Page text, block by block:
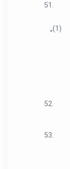
51.
„(1)
52.
53.